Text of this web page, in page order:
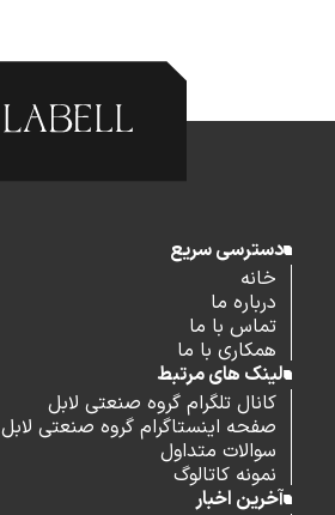
دسترسی سریع
خانه
درباره ما
تماس با ما
همکاری با ما
لینک های مرتبط
کانال تلگرام گروه صنعتی لابل
صفحه اینستاگرام گروه صنعتی لابل
سوالات متداول
نمونه کاتالوگ
آخرین اخبار